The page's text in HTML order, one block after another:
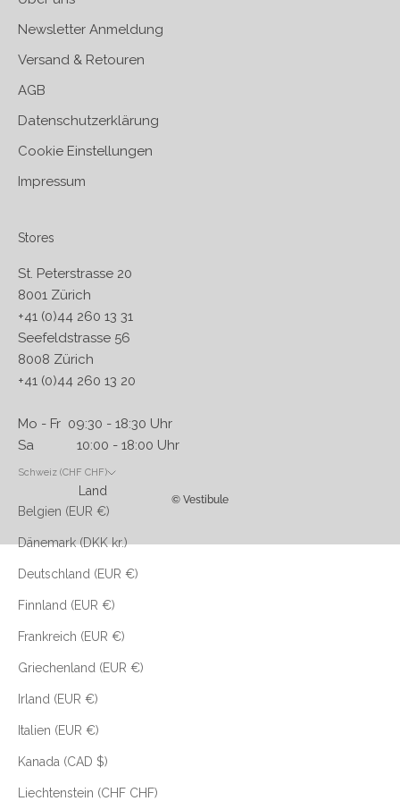
Newsletter Anmeldung
Versand & Retouren
AGB
Datenschutzerklärung
Cookie Einstellungen
Impressum
Stores
St. Peterstrasse 20
8001 Zürich
+41 (0)44 260 13 31
Seefeldstrasse 56
8008 Zürich
+41 (0)44 260 13 20
Mo - Fr 09:30 - 18:30 Uhr
Sa 10:00 - 18:00 Uhr
Schweiz (CHF CHF)
Land
Belgien (EUR €)
Dänemark (DKK kr.)
Deutschland (EUR €)
Finnland (EUR €)
Frankreich (EUR €)
Griechenland (EUR €)
Irland (EUR €)
Italien (EUR €)
Kanada (CAD $)
Liechtenstein (CHF CHF)
© Vestibule